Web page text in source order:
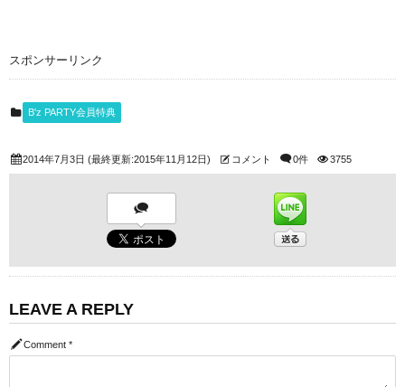
スポンサーリンク
B'z PARTY会員特典
2014年7月3日 (最終更新:2015年11月12日) コメント 0件 3755
LEAVE A REPLY
Comment *